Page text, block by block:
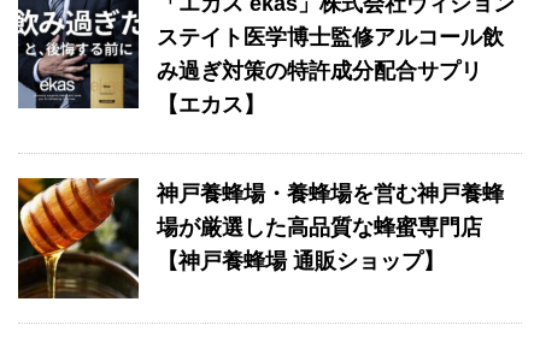
ステイト医学博士監修アルコール飲
み過ぎ対策の特許成分配合サプリ
【エカス】
神戸養蜂場・養蜂場を営む神戸養蜂
場が厳選した高品質な蜂蜜専門店
【神戸養蜂場 通販ショップ】